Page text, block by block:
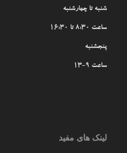
شنبه تا چهارشنبه
ساعت 8:30 تا 16:30
پنجشنبه
ساعت 9-13
لینک های مفید